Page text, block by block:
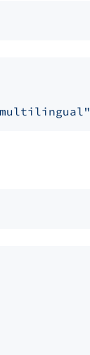
multilingual"